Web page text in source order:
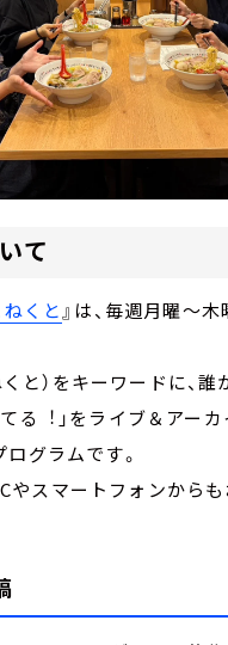
て
ねくと』は、毎週月曜～
と）をキーワードに、誰
る︕」をライブ＆アー
グラムです。
やスマートフォンから